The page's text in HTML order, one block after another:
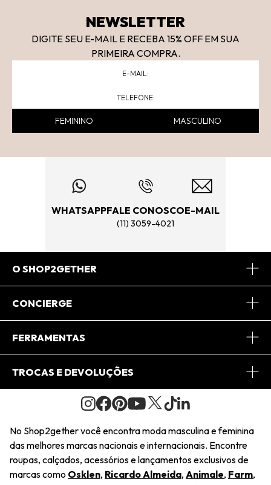
NEWSLETTER
DIGITE SEU E-MAIL E RECEBA 15% OFF EM SUA
PRIMEIRA COMPRA.
FEMININO MASCULINO
WHATSAPPFALE CONOSCO
(11) 3059-4021
E-MAIL
O SHOP2GETHER
Sobre Nós
Journal
Saiu na Mídia
Sustentabilidade
CONCIERGE
Central de Relacionamento
Regulamento e Promoções
FERRAMENTAS
Minha Conta
Pedido de Presente
Wishlist
TROCAS E DEVOLUÇÕES
Condições Gerais
Troca Fácil
Restituição de Pagamento
No Shop2gether você encontra moda masculina e feminina
das melhores marcas nacionais e internacionais. Encontre
roupas, calçados, acessórios e lançamentos exclusivos de
marcas como Osklen, Ricardo Almeida, Animale, Farm,